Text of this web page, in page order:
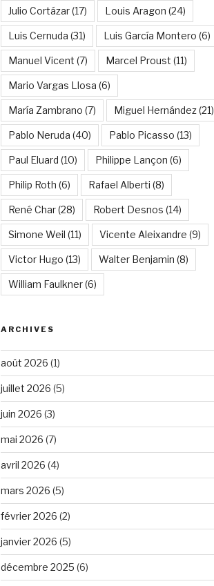
Julio Cortázar(17) Louis Aragon (24)
Luis Cernuda (31) Luis García Montero (6)
Manuel Vicent (7) Marcel Proust (11)
Mario Vargas Llosa (6)
María Zambrano (7) Miguel Hernández(21)
Pablo Neruda (40) Pablo Picasso (13)
Paul Eluard (10) Philippe Lançon (6)
Philip Roth (6) Rafael Alberti (8)
René Char(28) Robert Desnos (14)
Simone Weil (11) Vicente Aleixandre (9)
Victor Hugo (13) Walter Benjamin (8)
William Faulkner(6)
ARCHIVES
août 2026 (1)
juillet 2026 (5)
juin 2026 (3)
mai 2026 (7)
avril 2026 (4)
mars 2026 (5)
février 2026 (2)
janvier 2026 (5)
décembre 2025 (6)